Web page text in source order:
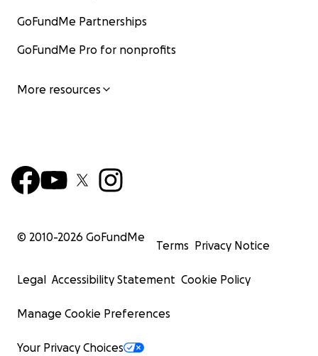
GoFundMe Partnerships
GoFundMe Pro for nonprofits
More resources
© 2010-2026 GoFundMe
Terms Privacy Notice
Legal Accessibility Statement Cookie Policy
Manage Cookie Preferences
Your Privacy Choices